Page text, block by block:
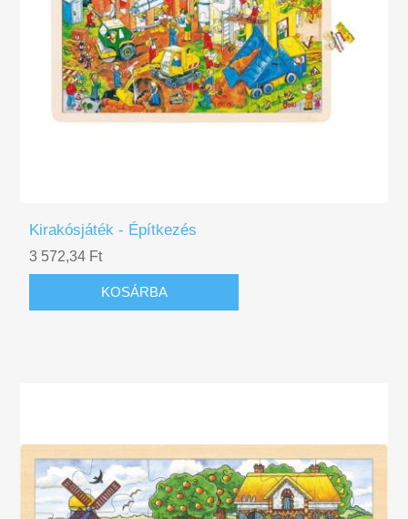
Kirakósjáték - Építkezés
3 572,34 Ft
KOSÁRBA